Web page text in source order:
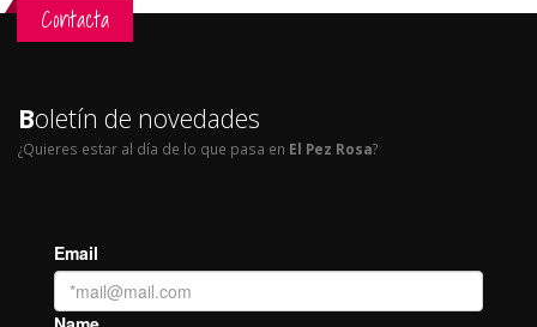
Contacta
Boletín de novedades
¿Quieres estar al día de lo que pasa en El Pez Rosa?